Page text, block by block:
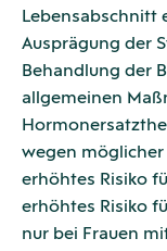
Lebensabschnitt
Ausprägung der
Behandlung der
allgemeinen
wegen möglicher
erhöhtes Risiko
erhöhtes Risiko
nur bei Frauen